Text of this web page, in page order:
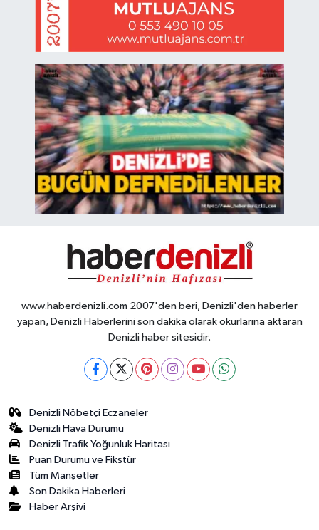
www.haberdenizli.com 2007'den beri, Denizli'den haberler
yapan, Denizli Haberlerini son dakika olarak okurlarına aktaran
Denizli haber sitesidir.
Denizli Nöbetçi Eczaneler
Denizli Hava Durumu
Denizli Trafik Yoğunluk Haritası
Puan Durumu ve Fikstür
Tüm Manşetler
Son Dakika Haberleri
Haber Arşivi